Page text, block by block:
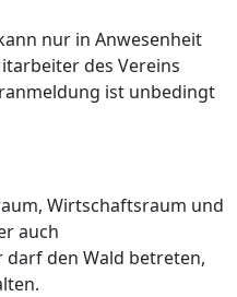
nur in Anwesenheit
des Vereins
ist unbedingt
Wirtschaftsraum und
auch
darf den Wald betreten,